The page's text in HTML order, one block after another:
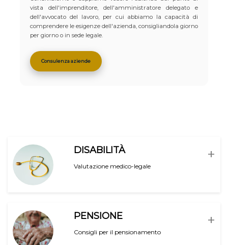
vista dell'imprenditore, dell'amministratore delegato e
dell'avvocato del lavoro, per cui abbiamo la capacità di
comprendere le esigenze dell'azienda, consigliandola giorno
per giorno o in sede legale.
Consulenza aziende
+
DISABILITÀ
Valutazione medico-legale
+
PENSIONE
Consigli per il pensionamento